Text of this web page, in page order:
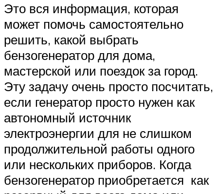
Это вся информация, которая
может помочь самостоятельно
решить, какой выбрать
бензогенератор для дома,
мастерской или поездок за город.
Эту задачу очень просто посчитать,
если генератор просто нужен как
автономный источник
электроэнергии для не слишком
продолжительной работы одного
или нескольких приборов. Когда
бензогенератор приобретается как